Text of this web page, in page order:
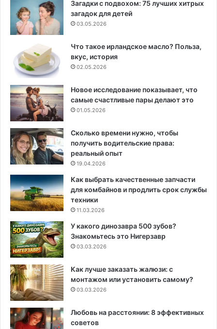
Загадки с подвохом: 75 лучших хитрых
загадок для детей
03.05.2026
Что такое ирландское масло? Польза,
вкус, история
02.05.2026
Новое исследование показывает, что
самые счастливые пары делают это
01.05.2026
Сколько времени нужно, чтобы
получить водительские права:
реальный опыт
19.04.2026
Как выбрать качественные запчасти
для комбайнов и продлить срок службы
техники
11.03.2026
У какого динозавра 500 зубов?
Знакомьтесь это Нигерзавр
03.03.2026
Как лучше заказать жалюзи: с
монтажом или установить самому?
03.03.2026
Любовь на расстоянии: 8 эффективных
советов